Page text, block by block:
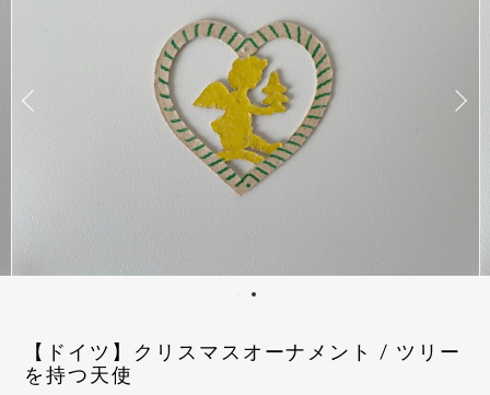
【ドイツ】クリスマスオーナメント / ツリー
を持つ天使